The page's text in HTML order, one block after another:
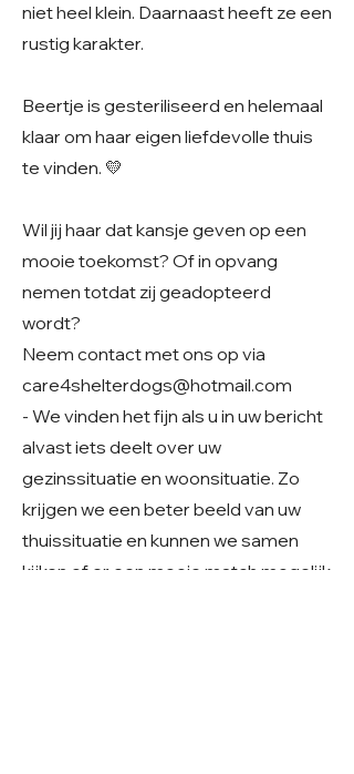
niet heel klein. Daarnaast heeft ze een
rustig karakter.
Beertje is gesteriliseerd en helemaal
klaar om haar eigen liefdevolle thuis
te vinden. 💛
Wil jij haar dat kansje geven op een
mooie toekomst? Of in opvang
nemen totdat zij geadopteerd
wordt?
Neem contact met ons op via
care4shelterdogs@hotmail.com
- We vinden het fijn als u in uw bericht
alvast iets deelt over uw
gezinssituatie en woonsituatie. Zo
krijgen we een beter beeld van uw
thuissituatie en kunnen we samen
kijken of er een mooie match mogelijk